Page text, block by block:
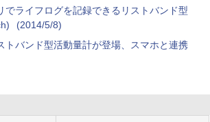
でライフログを記録できるリストバンド型
(2014/5/8)
トバンド型活動量計が登場、スマホと連携